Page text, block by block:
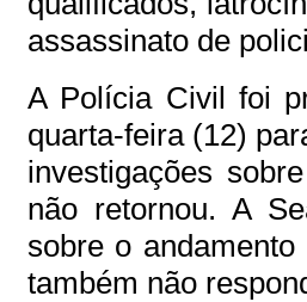
assassinato de
A Polícia Civil foi
quarta-feira (12)
investigações
não retornou. A
sobre o
também não